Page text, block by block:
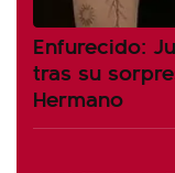
Enfurecido:
tras su
Hermano